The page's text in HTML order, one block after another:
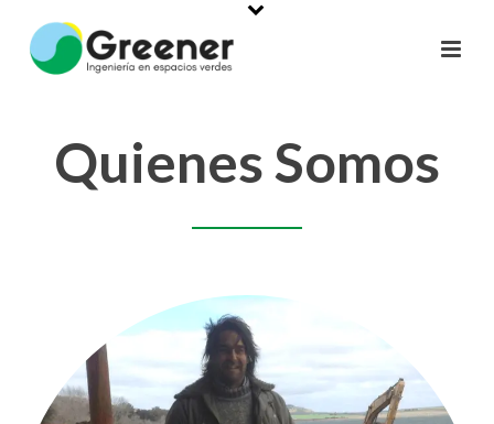
Quienes Somos